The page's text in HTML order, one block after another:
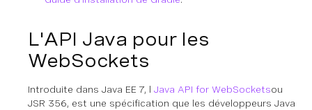
L'API Java pour les
WebSockets
Introduite dans Java EE 7, l Java API for WebSocketsou
JSR 356, est une spécification que les développeurs Java